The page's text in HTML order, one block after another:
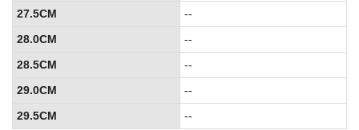
27.5CM
--
28.0CM
--
28.5CM
--
29.0CM
--
29.5CM
--